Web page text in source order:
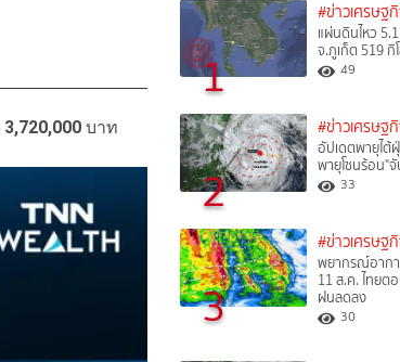
3,720,000 บาท
1
#ข่าวเศรษฐ
แผ่นดินไหว 5.1
จ.ภูเก็ต 519 กิ
49
2
#ข่าวเศรษฐ
อัปเดตพายุไต้
พายุโซนร้อน"
33
3
#ข่าวเศรษฐ
พยากรณ์อาก
11 ส.ค. ไทยต
ฝนลดลง
30